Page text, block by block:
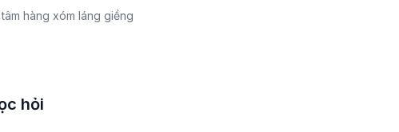
hàng xóm láng giềng
hỏi